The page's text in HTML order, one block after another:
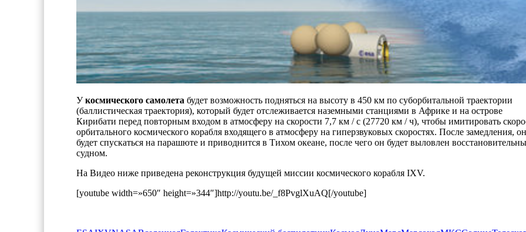
Укосмического самолета будет возможность подняться на высоту в 450 км по суборбитальной траектории
(баллистическая траектория), который будет отслеживается наземными станциями в Африке и на острове
Кирибати перед повторным входом в атмосферу на скорости 7,7 км / с (27720 км / ч), чтобы имитировать
орбитального космического корабля входящего в атмосферу на гиперзвуковых скоростях. После замедления, он
будет спускаться на парашюте и приводнится в Тихом океане, после чего он будет выловлен
судном.
На Видео ниже приведена реконструкция будущей миссии космического корабля IXV.
[youtube width=»650″ height=»344″]http://youtu.be/_f8PvglXuAQ[/youtube]